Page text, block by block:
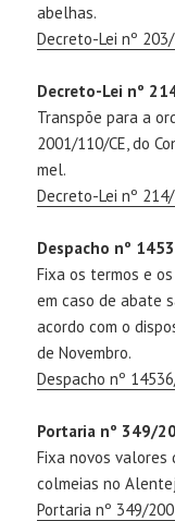
abelhas.
Decreto-Lei nº
Decreto-Lei nº
Transpõe para a
2001/110/CE, do
mel.
Decreto-Lei nº
Despacho nº
Fixa os termos e
em caso de abate
acordo com o
de Novembro.
Despacho nº
Portaria nº 349/
Fixa novos valores
colmeias no
Portaria nº 349/